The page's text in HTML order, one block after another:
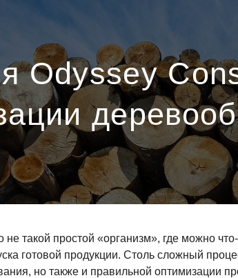
Odyssey
такой простой «организм», где можно
готовой продукции. Столь сложный
но также и правильной оптимизации